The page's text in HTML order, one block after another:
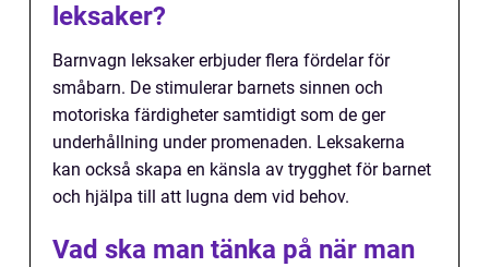
leksaker?
Barnvagn leksaker erbjuder flera fördelar för
småbarn. De stimulerar barnets sinnen och
motoriska färdigheter samtidigt som de ger
underhållning under promenaden. Leksakerna
kan också skapa en känsla av trygghet för barnet
och hjälpa till att lugna dem vid behov.
Vad ska man tänka på när man